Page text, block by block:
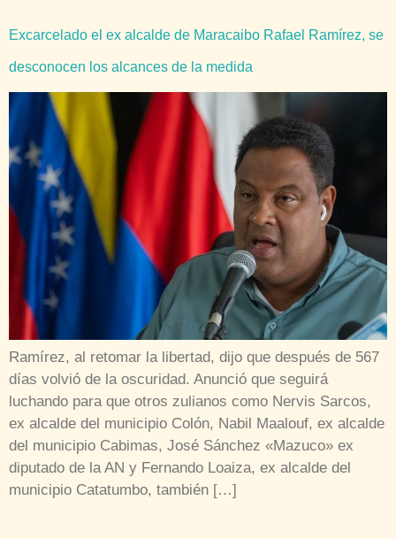
Excarcelado el ex alcalde de Maracaibo Rafael Ramírez, se
desconocen los alcances de la medida
Ramírez, al retomar la libertad, dijo que después de 567
días volvió de la oscuridad. Anunció que seguirá
luchando para que otros zulianos como Nervis Sarcos,
ex alcalde del municipio Colón, Nabil Maalouf, ex alcalde
del municipio Cabimas, ​José Sánchez «Mazuco» ex
diputado de la AN y Fernando Loaiza, ex alcalde del
municipio Catatumbo, también […]